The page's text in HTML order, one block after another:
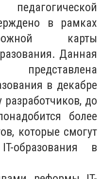
в рамках
карты
Данная
в декабре
до
более
которые смогут
образования в